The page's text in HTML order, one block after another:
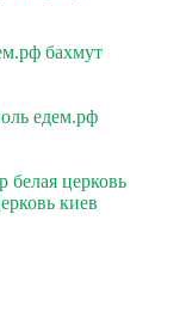
бахмут
едем.рф
белая церковь
киев